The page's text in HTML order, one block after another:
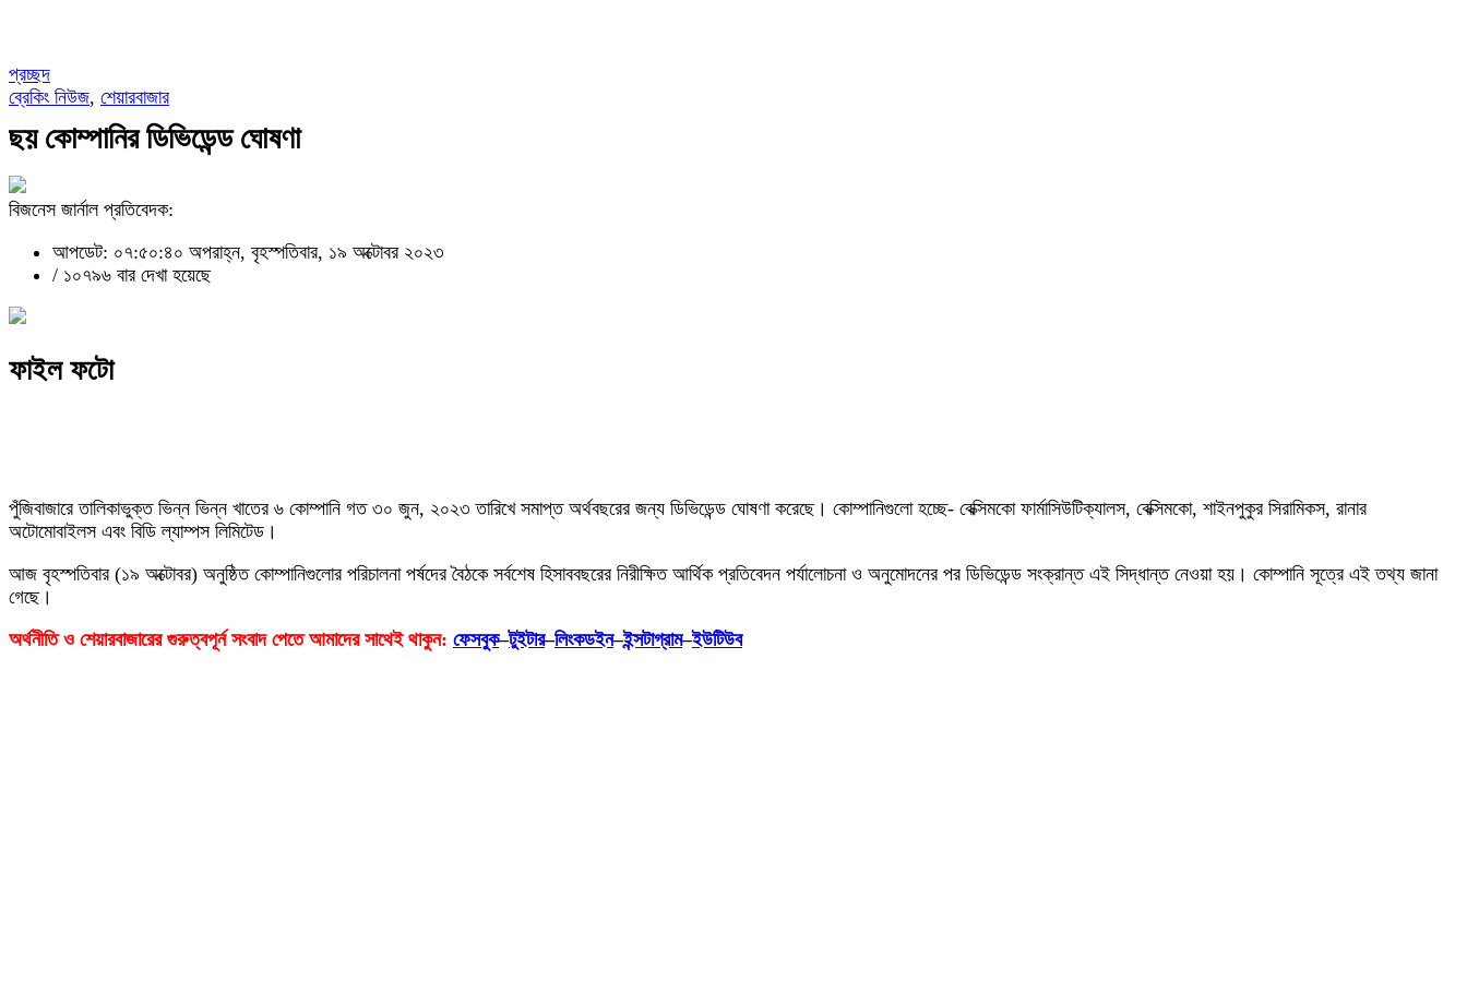
প্রচ্ছদ
ব্রেকিং নিউজ, শেয়ারবাজার
ছয় কোম্পানির ডিভিডেন্ড ঘোষণা
বিজনেস জার্নাল প্রতিবেদক:
আপডেট: ০৭:৫০:৪০ অপরাহ্ন, বৃহস্পতিবার, ১৯ অক্টোবর ২০২৩
/ ১০৭৯৬ বার দেখা হয়েছে
ফাইল ফটো
পুঁজিবাজারে তালিকাভুক্ত ভিন্ন ভিন্ন খাতের ৬ কোম্পানি গত ৩০ জুন, ২০২৩ তারিখে সমাপ্ত অর্থবছরের জন্য ডিভিডেন্ড ঘোষণা করেছে। কোম্পানিগুলো হচ্ছে- বেক্সিমকো ফার্মাসিউটিক্যালস, বেক্সিমকো, শাইনপুকুর সিরামিকস, রানার
অটোমোবাইলস এবং বিডি ল্যাম্পস লিমিটেড।
আজ বৃহস্পতিবার (১৯ অক্টোবর) অনুষ্ঠিত কোম্পানিগুলোর পরিচালনা পর্ষদের বৈঠকে সর্বশেষ হিসাববছরের নিরীক্ষিত আর্থিক প্রতিবেদন পর্যালোচনা ও অনুমোদনের পর ডিভিডেন্ড সংক্রান্ত এই সিদ্ধান্ত নেওয়া হয়। কোম্পানি সূত্রে এই তথ্য জানা
গেছে।
অর্থনীতি ও শেয়ারবাজারের গুরুত্বপূর্ন সংবাদ পেতে আমাদের সাথেই থাকুন: ফেসবুক–টুইটার–লিংকডইন–ইন্সটাগ্রাম–ইউটিউব